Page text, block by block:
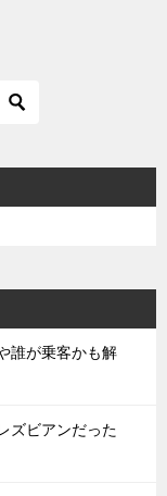
誰が乗客かも解
ズビアンだった